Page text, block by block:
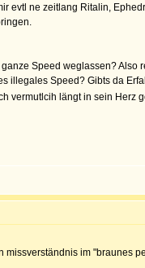
evtl ne zeitlang Ritalin,
Speed weglassen?
illegales Speed? Gibts da
vermutlcih längt in sein Herz
im "braunes